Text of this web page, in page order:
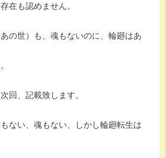
在も認めません。
あの世）も、魂もないのに、輪廻はあ
回、記載致します。
もない、魂もない、しかし輪廻転生は